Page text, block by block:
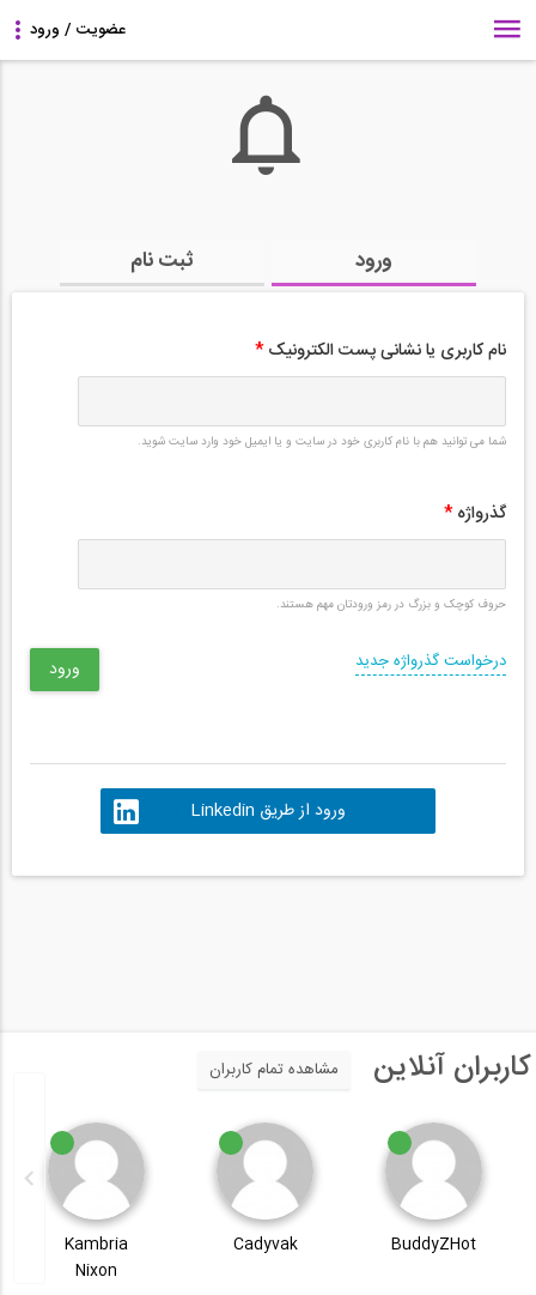
ورود ثبت نام
نام کاربری یا نشانی پست الکترونیک *
شما می توانید هم با نام کاربری خود در سایت و یا ایمیل خود وارد سایت شوید.
گذرواژه *
حروف کوچک و بزرگ در رمز ورودتان مهم هستند.
درخواست گذرواژه جدید
ورود از طریق Linkedin
کاربران آنلاین مشاهده تمام کاربران
BuddyZHot
Cadyvak
Kambria
Nixon